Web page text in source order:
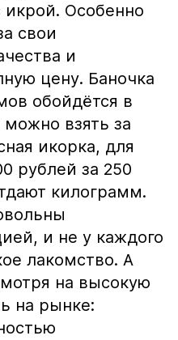
икрой. Особенно
свои
и
цену. Баночка
обойдётся в
взять за
икорка, для
рублей за 250
килограмм.
и не у каждого
лакомство. А
на высокую
на рынке: